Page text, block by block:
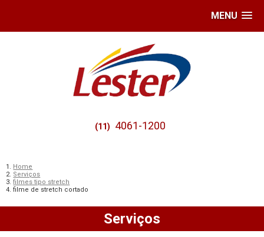
MENU
(11) 4061-1200
Home
Serviços
filmes tipo stretch
filme de stretch cortado
Serviços